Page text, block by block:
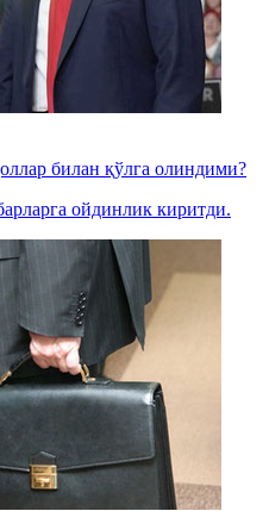
билан қўлга олиндими?
ойдинлик киритди.